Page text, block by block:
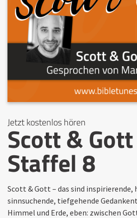
Jetzt kostenlos hören
Scott &
Staffel 8
Scott & Gott – das sind inspirierende,
sinnsuchende, tiefgehende
Himmel und Erde, eben: zwischen